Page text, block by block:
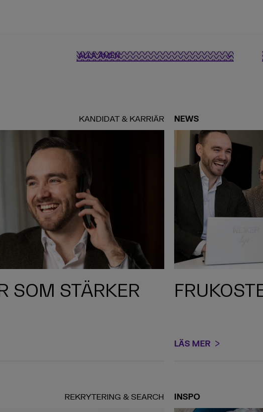
KANDIDAT & KARRIÄR
SOM STÄRKER
NEWS
LÄS MER
REKRYTERING & SEARCH INSPO